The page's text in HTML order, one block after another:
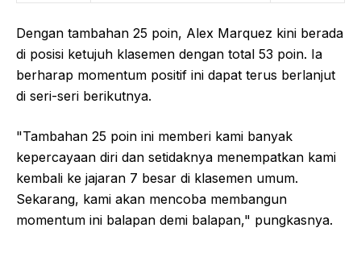
Dengan tambahan 25 poin, Alex Marquez kini berada
di posisi ketujuh klasemen dengan total 53 poin. Ia
berharap momentum positif ini dapat terus berlanjut
di seri-seri berikutnya.
"Tambahan 25 poin ini memberi kami banyak
kepercayaan diri dan setidaknya menempatkan kami
kembali ke jajaran 7 besar di klasemen umum.
Sekarang, kami akan mencoba membangun
momentum ini balapan demi balapan," pungkasnya.